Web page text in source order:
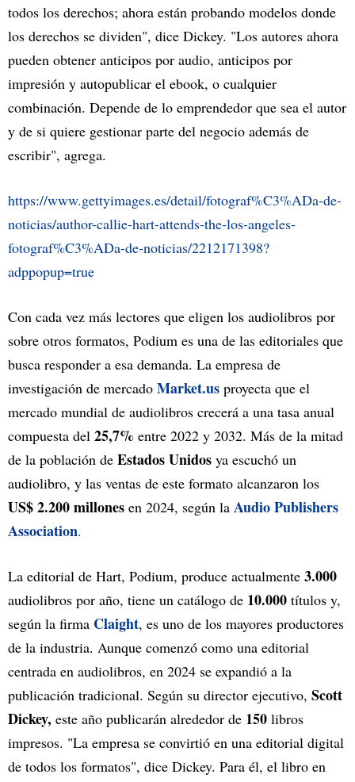
todos los derechos; ahora están probando modelos donde
los derechos se dividen", dice Dickey. "Los autores ahora
pueden obtener anticipos por audio, anticipos por
impresión y autopublicar el ebook, o cualquier
combinación. Depende de lo emprendedor que sea el autor
y de si quiere gestionar parte del negocio además de
escribir", agrega.
https://www.gettyimages.es/detail/fotograf%C3%ADa-de-
noticias/author-callie-hart-attends-the-los-angeles-
fotograf%C3%ADa-de-noticias/2212171398?
adppopup=true
Con cada vez más lectores que eligen los audiolibros por
sobre otros formatos, Podium es una de las editoriales que
busca responder a esa demanda. La empresa de
investigación de mercado Market.us proyecta que el
mercado mundial de audiolibros crecerá a una tasa anual
compuesta del 25,7% entre 2022 y 2032. Más de la mitad
de la población de Estados Unidos ya escuchó un
audiolibro, y las ventas de este formato alcanzaron los
US$ 2.200 millones en 2024, según la Audio Publishers
Association.
La editorial de Hart, Podium, produce actualmente 3.000
audiolibros por año, tiene un catálogo de 10.000 títulos y,
según la firma Claight, es uno de los mayores productores
de la industria. Aunque comenzó como una editorial
centrada en audiolibros, en 2024 se expandió a la
publicación tradicional. Según su director ejecutivo, Scott
Dickey, este año publicarán alrededor de 150 libros
impresos. "La empresa se convirtió en una editorial digital
de todos los formatos", dice Dickey. Para él, el libro en